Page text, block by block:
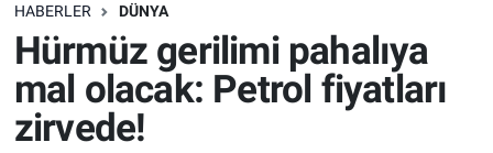
HABERLER DÜNYA
Hürmüz gerilimi pahalıya
mal olacak: Petrol fiyatları
zirvede!